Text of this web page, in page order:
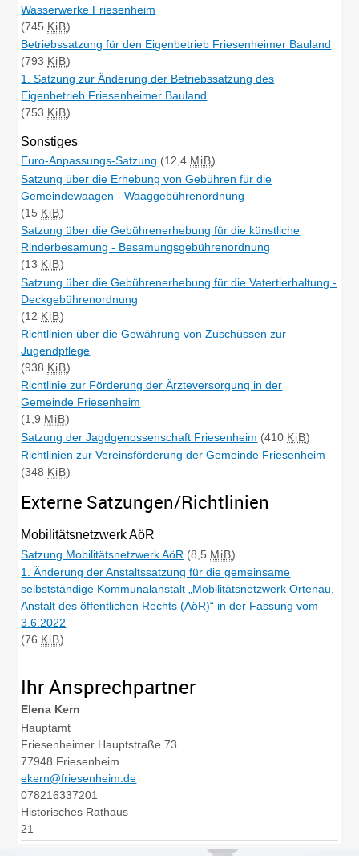
Wasserwerke Friesenheim
(745 KiB)
Betriebssatzung für den Eigenbetrieb Friesenheimer Bauland
(793 KiB)
1. Satzung zur Änderung der Betriebssatzung des
Eigenbetrieb Friesenheimer Bauland
(753 KiB)
Sonstiges
Euro-Anpassungs-Satzung (12,4 MiB)
Satzung über die Erhebung von Gebühren für die
Gemeindewaagen - Waaggebührenordnung
(15 KiB)
Satzung über die Gebührenerhebung für die künstliche
Rinderbesamung - Besamungsgebührenordnung
(13 KiB)
Satzung über die Gebührenerhebung für die Vatertierhaltung -
Deckgebührenordnung
(12 KiB)
Richtlinien über die Gewährung von Zuschüssen zur
Jugendpflege
(938 KiB)
Richtlinie zur Förderung der Ärzteversorgung in der
Gemeinde Friesenheim
(1,9 MiB)
Satzung der Jagdgenossenschaft Friesenheim (410 KiB)
Richtlinien zur Vereinsförderung der Gemeinde Friesenheim
(348 KiB)
Externe Satzungen/Richtlinien
Mobilitätsnetzwerk AöR
Satzung Mobilitätsnetzwerk AöR (8,5 MiB)
1. Änderung der Anstaltssatzung für die gemeinsame
selbstständige Kommunalanstalt „Mobilitätsnetzwerk Ortenau,
Anstalt des öffentlichen Rechts (AöR)“ in der Fassung vom
3.6.2022
(76 KiB)
Ihr Ansprechpartner
Elena Kern
Hauptamt
Friesenheimer Hauptstraße 73
77948 Friesenheim
ekern@friesenheim.de
078216337201
Historisches Rathaus
21